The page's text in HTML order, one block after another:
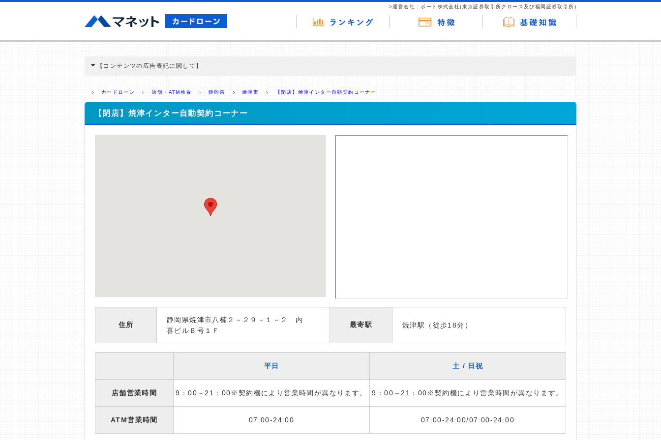
>運営会社：ポート株式会社(東京証券取引所グロース及び福岡証券取引所)
【コンテンツの広告表記に関して】
ミ収集などに基づき、公平性を担保した情報提供を行っています。
>提携企業一覧
カードローン 店舗・ATM検索 静岡県 焼津市 【閉店】焼津インター自動契約コーナー
【閉店】焼津インター自動契約コーナー
住所
静岡県焼津市八楠２－２９－１－２ 内
喜ビルＢ号１Ｆ
最寄駅 焼津駅（徒歩18分）
平日 土 / 日祝
店舗営業時間 9：00～21：00※契約機により営業時間が異なります。 9：00～21：00※契約機により営業時間が異なります。
ATM営業時間 07:00-24:00 07:00-24:00/07:00-24:00